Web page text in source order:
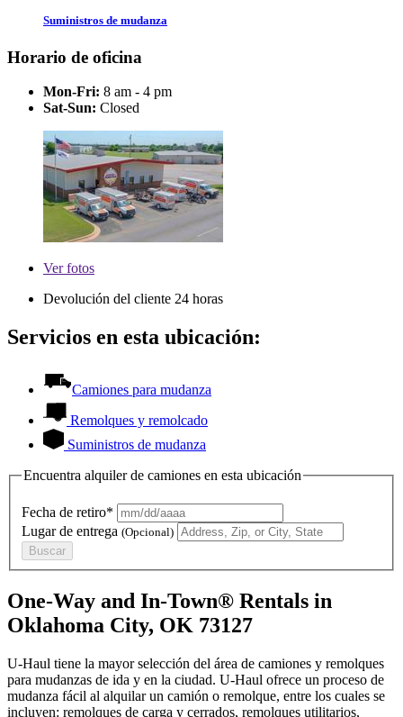
Suministros de mudanza
Horario de oficina
Mon-Fri: 8 am - 4 pm
Sat-Sun: Closed
Verfotos
Devolución del cliente 24 horas
Servicios en esta ubicación:
Camiones para mudanza
Remolques y remolcado
Suministros de mudanza
Encuentra alquiler de camiones en esta ubicación
Fecha de retiro*
Lugar de entrega (Opcional)
Buscar
One-Way and In-Town® Rentals in
Oklahoma City, OK 73127
U-Haul tiene la mayor selección del área de camiones y remolques
para mudanzas de ida y en la ciudad. U-Haul ofrece un proceso de
mudanza fácil al alquilar un camión o remolque, entre los cuales se
incluyen: remolques de carga y cerrados, remolques utilitarios,